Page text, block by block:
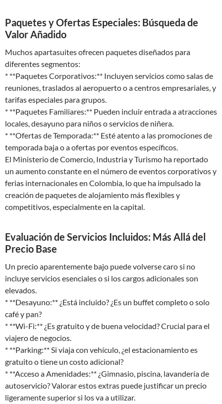
Paquetes y Ofertas Especiales: Búsqueda de
Valor Añadido
Muchos apartasuites ofrecen paquetes diseñados para
diferentes segmentos:
* **Paquetes Corporativos:** Incluyen servicios como salas de
reuniones, traslados al aeropuerto o a centros empresariales, y
tarifas especiales para grupos.
* **Paquetes Familiares:** Pueden incluir entrada a atracciones
locales, desayuno para niños o servicios de niñera.
* **Ofertas de Temporada:** Esté atento a las promociones de
temporada baja o a ofertas por eventos específicos.
El Ministerio de Comercio, Industria y Turismo ha reportado
un aumento constante en el número de eventos corporativos y
ferias internacionales en Colombia, lo que ha impulsado la
creación de paquetes de alojamiento más flexibles y
competitivos, especialmente en la capital.
Evaluación de Servicios Incluidos: Más Allá del
Precio Base
Un precio aparentemente bajo puede volverse caro si no
incluye servicios esenciales o si los cargos adicionales son
elevados.
* **Desayuno:** ¿Está incluido? ¿Es un buffet completo o solo
café y pan?
* **Wi-Fi:** ¿Es gratuito y de buena velocidad? Crucial para el
viajero de negocios.
* **Parking:** Si viaja con vehículo, ¿el estacionamiento es
gratuito o tiene un costo adicional?
* **Acceso a Amenidades:** ¿Gimnasio, piscina, lavandería de
autoservicio? Valorar estos extras puede justificar un precio
ligeramente superior si los va a utilizar.